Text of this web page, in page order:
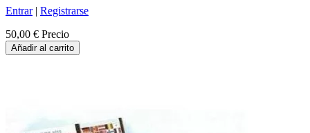
Entrar| Registrarse
50,00 € Precio
Añadir al carrito